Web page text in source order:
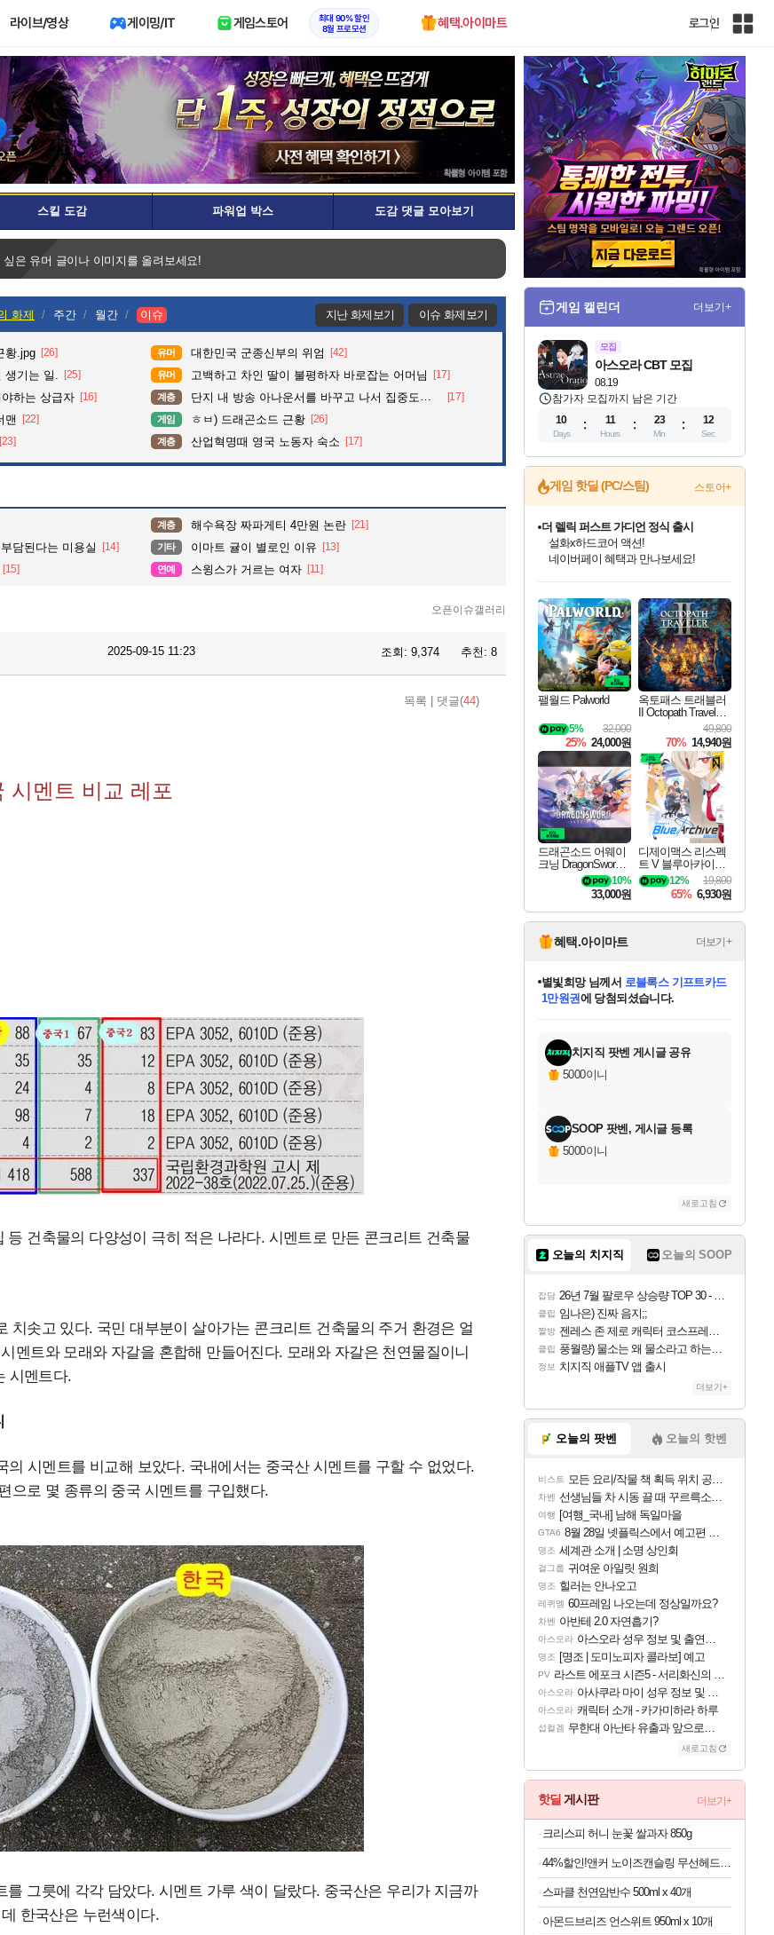
라이브/영상 게이밍/IT 게임스토어
최대 90% 할인
8월 프로모션
혜택.아이마트 로그인
인
전
이
트
맵
스킬 도감 파워업 박스 도감 댓글 모아보기
싶은 유머 글이나 이미지를 올려보세요!
화제 주간 월간 이슈 지난 화제보기 이슈 화제보기
황.jpg [26] 유머 대한민국 군종신부의 위엄 [42]
생기는 일. [25] 유머 고백하고 차인 딸이 불평하자 바로잡는 어머님 [17]
하는 상급자 [16] 계층 단지 내 방송 아나운서를 바꾸고 나서 집중도가 확 올라갔다는 한 아파트의 안내방송 [17]
맨 [22] 게임 ㅎㅂ) 드래곤소드 근황 [26]
[23] 계층 산업혁명때 영국 노동자 숙소 [17]
계층 해수욕장 짜파게티 4만원 논란 [21]
담된다는 미용실 [14] 기타 이마트 귤이 별로인 이유 [13]
[15] 연예 스윙스가 거르는 여자 [11]
오픈이슈갤러리
2025-09-15 11:23 조회: 9,374 추천: 8
목록 댓글(44)
시멘트 비교 레포
등 건축물의 다양성이 극히 적은 나라다. 시멘트로 만든 콘크리트 건축물
치솟고 있다. 국민 대부분이 살아가는 콘크리트 건축물의 주거 환경은 얼
멘트와 모래와 자갈을 혼합해 만들어진다. 모래와 자갈은 천연물질이니
시멘트다.
의 시멘트를 비교해 보았다. 국내에서는 중국산 시멘트를 구할 수 없었다.
으로 몇 종류의 중국 시멘트를 구입했다.
를 그릇에 각각 담았다. 시멘트 가루 색이 달랐다. 중국산은 우리가 지금까
한국산은 누런색이다.
게임 캘린더 더보기+
모집
08.19
아스오라 CBT 모집
참가자 모집까지 남은 기간
10
Days
11
Hours
23
Min
10
Sec
게임 핫딜 (PC/스팀) 스토어+
최대 90% 할인가를 만나보세요!
네이버혜택과 함께 만나보세요!
50%할인&추가 적립까지!
네이버 포인트 혜택까지!
이니&베니 혜택까지!
네이버 혜택가와 함께 예약하세요!
할인&네이버혜택으로 만나보세요!
더 렐릭 퍼스트 가디언 정식 출시
설화x하드코어 액션!
네이버페이 혜택과 만나보세요!
40주년 프로모션으로 만나보세요!
할인가에 만나보세요!
일부 에디션 상시 할인!
혜택으로 예약 판매 중
편안하게 충전하세요
팰월드 Palworld
32,000
5%
25% 24,000원
옥토패스 트래블러
II Octopath Traveler I
49,800
70% 14,940원
드래곤소드 어웨이
크닝 DragonSword A
10%
33,000원
디제이맥스 리스펙
트 V 블루아카이브
팩 DJMAX RESPE
CT V Blue Archive P
ack DLC
19,800
12%
65% 6,930원
혜택.아이마트 더보기+
교환.
당첨되셨습니다.
당첨되셨습니다.
당첨되셨습니다.
별빛희망님께서 로블록스 기프트카드
1만원권에 당첨되셨습니다.
당첨되셨습니다.
당첨되셨습니다.
당첨되셨습니다.
당첨되셨습니다.
에디션 (스팀코드)를 교환.
당첨되셨습니다.
치지직 팟벤 게시글 공유
5000이니
SOOP 팟벤, 게시글 등록
5000이니
새로고침
오늘의 치지직 오늘의 SOOP
잡담 26년 7월 팔로우 상승량 TOP 30 - 월간 치지직
클립 임나은) 진짜 음지;;
짤방 젠레스 존 제로 캐릭터 코스프레한 꽁주
클립 풍월량) 물소는 왜 물소라고 하는거야? 아! 그만 ㅋㅋ
정보 치지직 애플TV 앱 출시
더보기+
오늘의 팟벤 오늘의 핫벤
비스트 모든 요리/작물 책 획득 위치 공략 (36개) - 미식가 도전과제
차벤 선생님들 차 시동 끌 때 꾸르륵소리나는데
여행 [여행_국내] 남해 독일마을
GTA6 8월 28일 넷플릭스에서 예고편 공개 예정
명조 세계관 소개 | 소명 상인회
걸그룹 귀여운 아일릿 원희
명조 힐러는 안나오고
레퀴엠 60프레임 나오는데 정상일까요?
차벤 아반테 2.0 자연흡기?
아스오라 아스오라 성우 정보 및 출연작 모음
명조 [명조 | 도미노피자 콜라보] 예고
PV 라스트 에포크 시즌5 - 서리화신의 분노 티저
아스오라 아사쿠라 마이 성우 정보 및 주요 필모
아스오라 캐릭터 소개 - 카가미하라 하루
섭컬겜 무한대 아난타 유출과 앞으로의 예상 (루머)
새로고침
핫딜 게시판 더보기+
크리스피 허니 눈꽃 쌀과자 850g
44%할인!앤커 노이즈캔슬링 무선헤드폰 A3040
스파클 천연암반수 500ml x 40개
아몬드브리즈 언스위트 950ml x 10개